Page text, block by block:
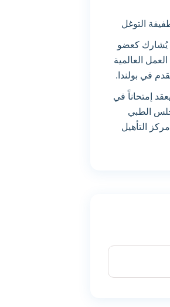
التوغل
يُشارك كعضو
العالمية
في بولندا.
إمتحاناً في
الطبي
التأهيل